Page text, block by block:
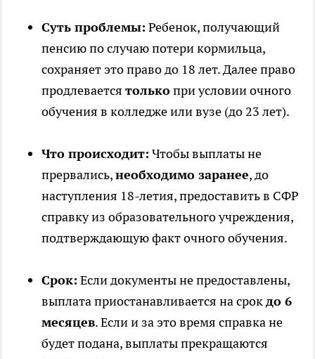
Суть проблемы: Ребенок, получающий
пенсию по случаю потери кормильца,
сохраняет это право до 18 лет. Далее право
продлевается толькопри условии очного
обучения в колледже или вузе (до 23 лет).
Что происходит: Чтобы выплаты не
прервались,необходимо заранее, до
наступления 18-летия, предоставить в СФР
справку из образовательного учреждения,
подтверждающую факт очного обучения.
Срок: Если документы не предоставлены,
выплата приостанавливается на срокдо 6
месяцев. Если и за это время справка не
будет подана, выплаты прекращаются